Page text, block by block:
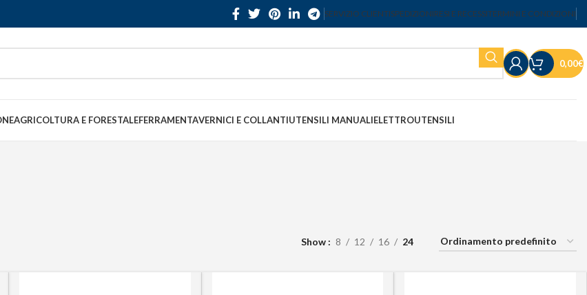
SERVIZIO CLIENTISPEDIZIONIRESI E RECESSITERMINI E CONDIZIONI
0,00€
AGRICOLTURA E FORESTALEFERRAMENTAVERNICI E COLLANTIUTENSILI MANUALIELETTROUTENSILI
Show 8 12 16 24